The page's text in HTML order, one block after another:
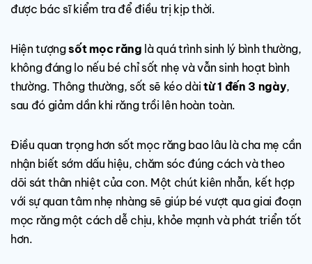
được bác sĩ kiểm tra để điều trị kịp thời.
Hiện tượngsốt mọc răng là quá trình sinh lý bình thường,
không đáng lo nếu bé chỉ sốt nhẹ và vẫn sinh hoạt bình
thường. Thông thường, sốt sẽ kéo dàitừ 1 đến 3 ngày,
sau đó giảm dần khi răng trồi lên hoàn toàn.
Điều quan trọng hơn sốt mọc răng bao lâu là cha mẹ cần
nhận biết sớm dấu hiệu, chăm sóc đúng cách và theo
dõi sát thân nhiệt của con. Một chút kiên nhẫn, kết hợp
với sự quan tâm nhẹ nhàng sẽ giúp bé vượt qua giai đoạn
mọc răng một cách dễ chịu, khỏe mạnh và phát triển tốt
hơn.